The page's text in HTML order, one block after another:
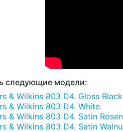
следующие модели:
& Wilkins 803 D4. Gloss
& Wilkins 803 D4. White.
& Wilkins 803 D4. Satin
& Wilkins 803 D4. Satin